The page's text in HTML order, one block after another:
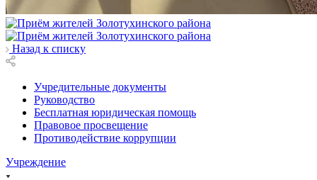
Назад к списку
Учредительные документы
Руководство
Бесплатная юридическая помощь
Правовое просвещение
Противодействие коррупции
Учреждение